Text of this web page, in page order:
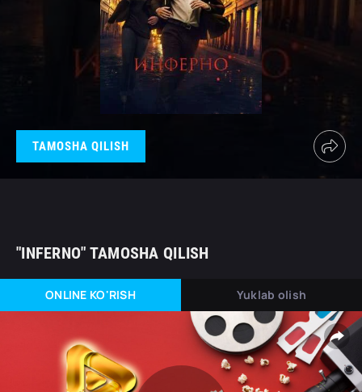
TAMOSHA QILISH
"INFERNO" TAMOSHA QILISH
ONLINE KO'RISH Yuklab olish